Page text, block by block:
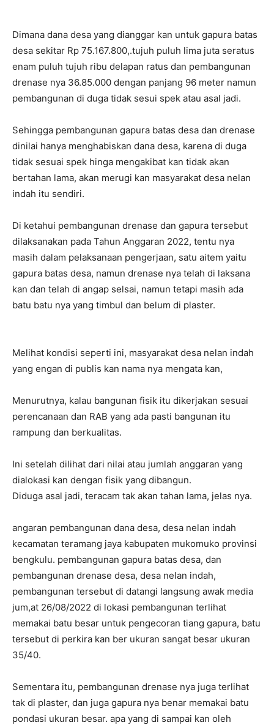
Dimana dana desa yang dianggar kan untuk gapura batas
desa sekitar Rp 75.167.800,.tujuh puluh lima juta seratus
enam puluh tujuh ribu delapan ratus dan pembangunan
drenase nya 36.85.000 dengan panjang 96 meter namun
pembangunan di duga tidak sesui spek atau asal jadi.
Sehingga pembangunan gapura batas desa dan drenase
dinilai hanya menghabiskan dana desa, karena di duga
tidak sesuai spek hinga mengakibat kan tidak akan
bertahan lama, akan merugi kan masyarakat desa nelan
indah itu sendiri.
Di ketahui pembangunan drenase dan gapura tersebut
dilaksanakan pada Tahun Anggaran 2022, tentu nya
masih dalam pelaksanaan pengerjaan, satu aitem yaitu
gapura batas desa, namun drenase nya telah di laksana
kan dan telah di angap selsai, namun tetapi masih ada
batu batu nya yang timbul dan belum di plaster.
Melihat kondisi seperti ini, masyarakat desa nelan indah
yang engan di publis kan nama nya mengata kan,
Menurutnya, kalau bangunan fisik itu dikerjakan sesuai
perencanaan dan RAB yang ada pasti bangunan itu
rampung dan berkualitas.
Ini setelah dilihat dari nilai atau jumlah anggaran yang
dialokasi kan dengan fisik yang dibangun.
Diduga asal jadi, teracam tak akan tahan lama, jelas nya.
angaran pembangunan dana desa, desa nelan indah
kecamatan teramang jaya kabupaten mukomuko provinsi
bengkulu. pembangunan gapura batas desa, dan
pembangunan drenase desa, desa nelan indah,
pembangunan tersebut di datangi langsung awak media
jum,at 26/08/2022 di lokasi pembangunan terlihat
memakai batu besar untuk pengecoran tiang gapura, batu
tersebut di perkira kan ber ukuran sangat besar ukuran
35/40.
Sementara itu, pembangunan drenase nya juga terlihat
tak di plaster, dan juga gapura nya benar memakai batu
pondasi ukuran besar. apa yang di sampai kan oleh